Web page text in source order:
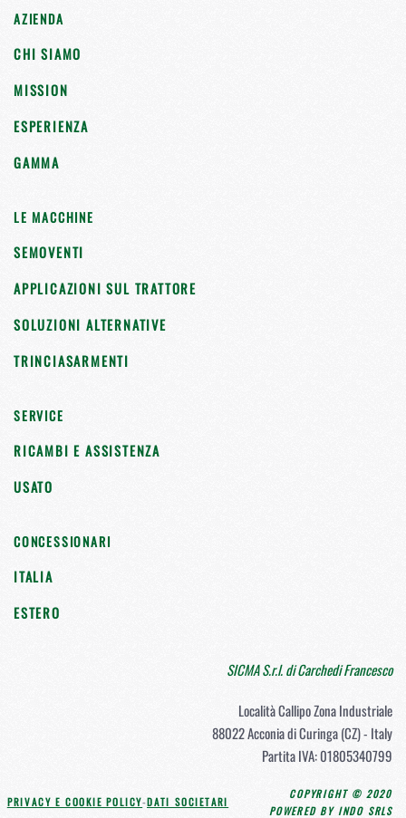
AZIENDA
CHI SIAMO
MISSION
ESPERIENZA
GAMMA
LE MACCHINE
SEMOVENTI
APPLICAZIONI SUL TRATTORE
SOLUZIONI ALTERNATIVE
TRINCIASARMENTI
SERVICE
RICAMBI E ASSISTENZA
USATO
CONCESSIONARI
ITALIA
ESTERO
SICMA S.r.l. di Carchedi Francesco
Località Callipo Zona Industriale
88022 Acconia di Curinga (CZ) - Italy
Partita IVA: 01805340799
PRIVACY E COOKIE POLICY-DATI SOCIETARI
COPYRIGHT © 2020
POWERED BY INDO SRLS